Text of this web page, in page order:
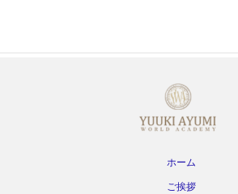
ホーム
ご挨拶